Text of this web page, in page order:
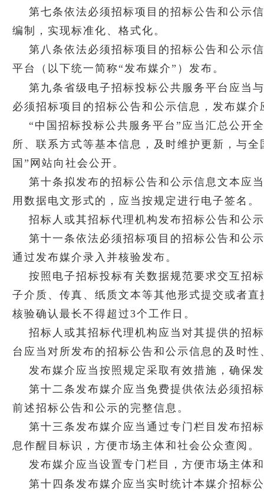
第七条依法必须招标项目的招标公告和公示
编制，实现标准化、格式化。
第八条依法必须招标项目的招标公告和公示
平台（以下统一简称“发布媒介”）发布。
第九条省级电子招标投标公共服务平台应当
必须招标项目的招标公告和公示信息，发布媒
“中国招标投标公共服务平台”应当汇总公开
所、联系方式等基本信息，及时维护更新，与
国”网站向社会公开。
第十条拟发布的招标公告和公示信息文本应
用数据电文形式的，应当按规定进行电子签名。
招标人或其招标代理机构发布招标公告和公
第十一条依法必须招标项目的招标公告和公
通过发布媒介录入并核验发布。
按照电子招标投标有关数据规范要求交互招
子介质、传真、纸质文本等其他形式提交或者
核验确认最长不得超过3个工作日。
招标人或其招标代理机构应当对其提供的招
台应当对所发布的招标公告和公示信息的及时性
发布媒介应当按照规定采取有效措施，确保
第十二条发布媒介应当免费提供依法必须招
前述招标公告和公示的完整信息。
第十三条发布媒介应当通过专门栏目发布招
息作醒目标识，方便市场主体和社会公众查阅。
发布媒介应当设置专门栏目，方便市场主体
第十四条发布媒介应当实时统计本媒介招标